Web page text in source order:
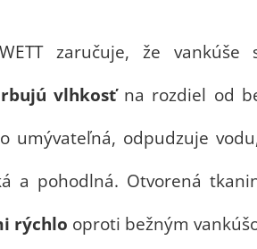
zaručuje, že vankúše
vlhkosťna rozdiel od
umývateľná, odpudzuje
a pohodlná. Otvorená
rýchlo oproti bežným